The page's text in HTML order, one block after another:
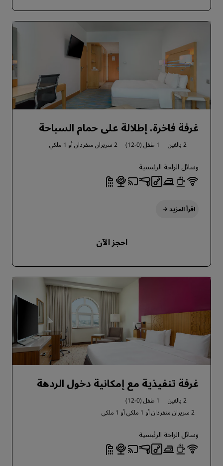
غرفة فاخرة، إطلالة على حمام السباحة
2 بالغين 1 طفل (0-12) 2 سريران منفردان أو 1 ملكي
وسائل الراحة الرئيسية
اقرأ المزيد
احجز الآن
غرفة تنفيذية مع إمكانية دخول الردهة
2 بالغين
1 طفل (0-12)
2 سريران منفردان أو
1 ملكي أو 1 ملكي
وسائل الراحة الرئيسية